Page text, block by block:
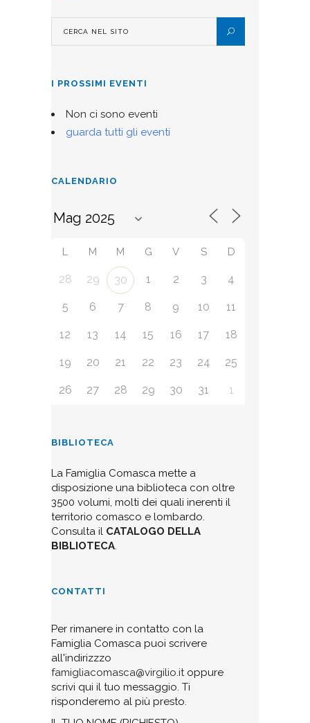
I PROSSIMI EVENTI
Non ci sono eventi
guarda tutti gli eventi
CALENDARIO
L M M G V S D
28 29 30 1 2 3 4
5 6 7 8 9 10 11
12 13 14 15 16 17 18
19 20 21 22 23 24 25
26 27 28 29 30 31 1
BIBLIOTECA
La Famiglia Comasca mette a
disposizione una biblioteca con oltre
3500 volumi, molti dei quali inerenti il
territorio comasco e lombardo.
Consulta il CATALOGO DELLA
BIBLIOTECA.
CONTATTI
Per rimanere in contatto con la
Famiglia Comasca puoi scrivere
all'indirizzzo
famigliacomasca@virgilio.itoppure
scrivi qui il tuo messaggio. Ti
risponderemo al più presto.